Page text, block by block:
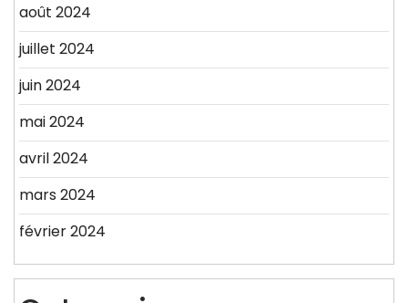
août 2024
juillet 2024
juin 2024
mai 2024
avril 2024
mars 2024
février 2024